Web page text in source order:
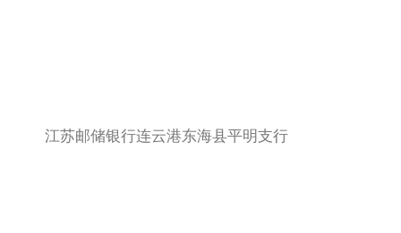
江苏邮储银行连云港东海县平明支行